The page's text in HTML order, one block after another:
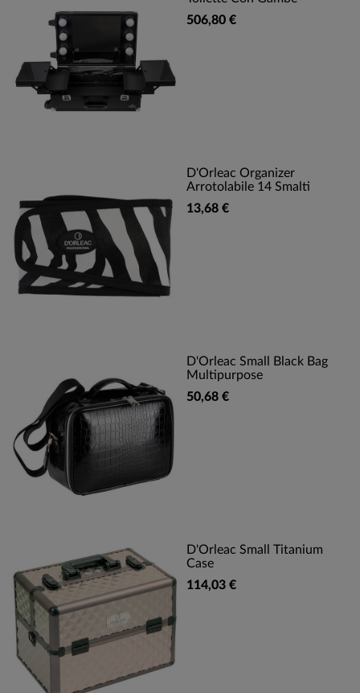
506,80 €
D'Orleac Organizer
Arrotolabile 14 Smalti
13,68 €
D'Orleac Small Black Bag
Multipurpose
50,68 €
D'Orleac Small Titanium
Case
114,03 €